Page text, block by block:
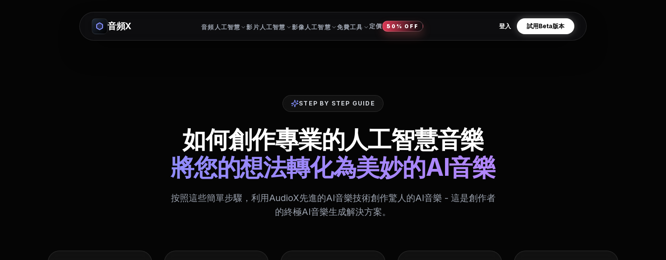
音頻X 音頻人工智慧 影片人工智慧 影像人工智慧 免費工具 定價 50% OFF 登入 試用Beta版本
STEP BY STEP GUIDE
如何創作專業的人工智慧音樂
將您的想法轉化為美妙的AI音樂
按照這些簡單步驟，利用AudioX先進的AI音樂技術創作驚人的AI音樂 - 這是創作者
的終極AI音樂生成解決方案。